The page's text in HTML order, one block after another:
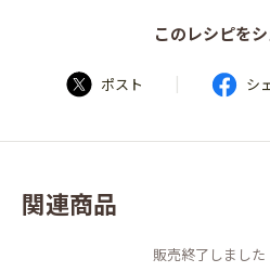
このレシピを
ポスト | シ
関連商品
販売終了しました